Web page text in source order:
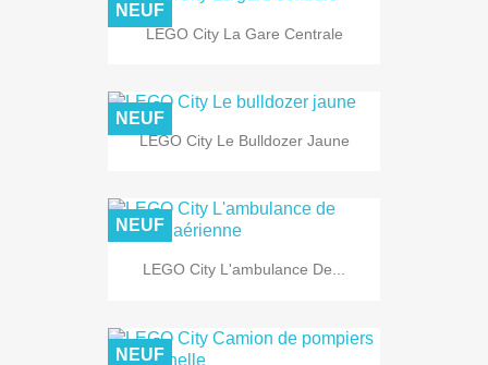
LEGO City La Gare Centrale
NEUF
LEGO City Le Bulldozer Jaune
NEUF
LEGO City L'ambulance De...
NEUF
NEUF